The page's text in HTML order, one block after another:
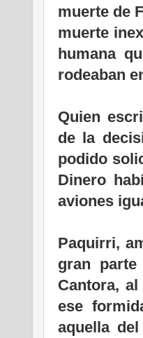
muerte de
muerte
humana
rodeaban
Quien
de la
podido
Dinero
aviones
Paquirri,
gran
Cantora,
ese
aquella